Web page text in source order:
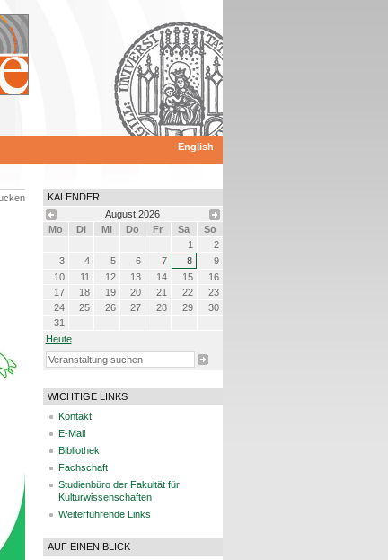
English
KALENDER
August 2026
Mo
Di Mi Do Fr Sa
So
1
2
3
4 5 6 7 8
9
10
11 12 13 14 15
16
17
18 19 20 21 22
23
24
25 26 27 28 29
30
31
Heute
WICHTIGE LINKS
Kontakt
E-Mail
Bibliothek
Fachschaft
Studienbüro der Fakultät für
Kulturwissenschaften
Weiterführende Links
AUF EINEN BLICK